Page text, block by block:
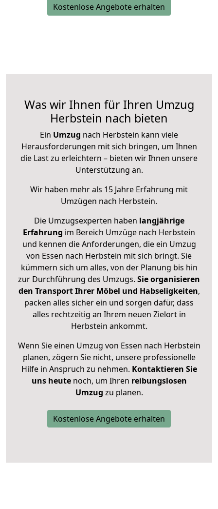
Kostenlose Angebote erhalten
Was wir Ihnen für Ihren Umzug
Herbstein nach bieten
Ein Umzug nach Herbstein kann viele
Herausforderungen mit sich bringen, um Ihnen
die Last zu erleichtern – bieten wir Ihnen unsere
Unterstützung an.
Wir haben mehr als 15 Jahre Erfahrung mit
Umzügen nach Herbstein.
Die Umzugsexperten haben langjährige
Erfahrung im Bereich Umzüge nach Herbstein
und kennen die Anforderungen, die ein Umzug
von Essen nach Herbstein mit sich bringt. Sie
kümmern sich um alles, von der Planung bis hin
zur Durchführung des Umzugs. Sie organisieren
den Transport Ihrer Möbel und Habseligkeiten,
packen alles sicher ein und sorgen dafür, dass
alles rechtzeitig an Ihrem neuen Zielort in
Herbstein ankommt.
Wenn Sie einen Umzug von Essen nach Herbstein
planen, zögern Sie nicht, unsere professionelle
Hilfe in Anspruch zu nehmen. Kontaktieren Sie
uns heutenoch, um Ihren reibungslosen
Umzug zu planen.
Kostenlose Angebote erhalten